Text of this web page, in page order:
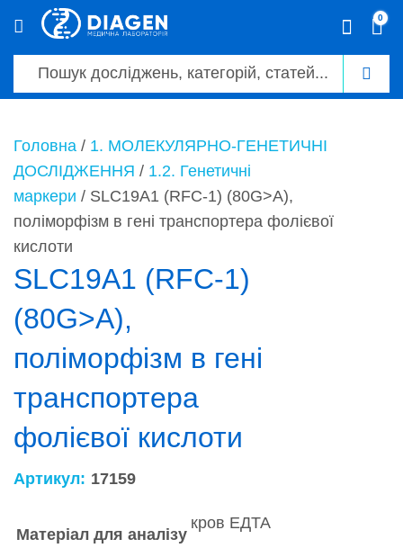
0
Головна / 1. МОЛЕКУЛЯРНО-ГЕНЕТИЧНІ
ДОСЛІДЖЕННЯ / 1.2. Генетичні
маркери / SLC19A1 (RFC-1) (80G>A),
поліморфізм в гені транспортера фолієвої
кислоти
SLC19A1 (RFC-1)
(80G>A),
поліморфізм в гені
транспортера
фолієвої кислоти
Артикул: 17159
Матеріал для аналізу
кров ЕДТА